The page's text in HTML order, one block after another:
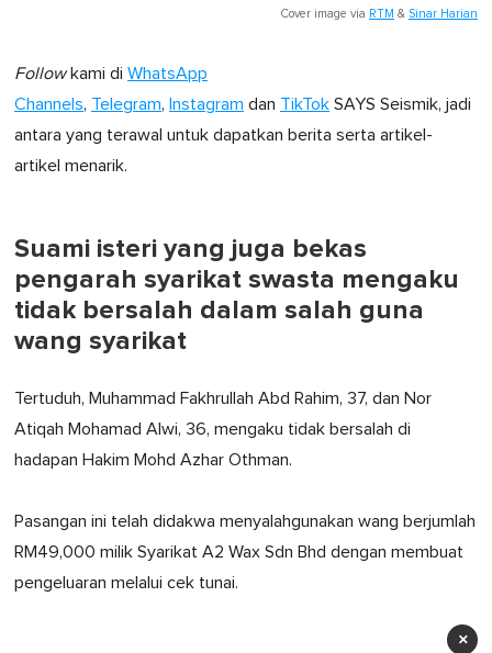
Cover image via RTM & Sinar Harian
Followkami di WhatsApp
Channels, Telegram, Instagram dan TikTok SAYS Seismik, jadi
antara yang terawal untuk dapatkan berita serta artikel-
artikel menarik.
Suami isteri yang juga bekas
pengarah syarikat swasta mengaku
tidak bersalah dalam salah guna
wang syarikat
Tertuduh, Muhammad Fakhrullah Abd Rahim, 37, dan Nor
Atiqah Mohamad Alwi, 36, mengaku tidak bersalah di
hadapan Hakim Mohd Azhar Othman.
Pasangan ini telah didakwa menyalahgunakan wang berjumlah
RM49,000 milik Syarikat A2 Wax Sdn Bhd dengan membuat
pengeluaran melalui cek tunai.
×